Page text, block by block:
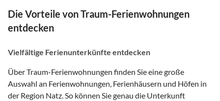
Die Vorteile von Traum-Ferienwohnungen
entdecken
Vielfältige Ferienunterkünfte entdecken
Über Traum-Ferienwohnungen finden Sie eine große
Auswahl an Ferienwohnungen, Ferienhäusern und Höfen in
der Region Natz. So können Sie genau die Unterkunft